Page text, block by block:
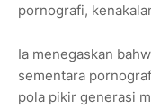
pornografi,
Ia menegaskan
sementara
pola pikir generasi